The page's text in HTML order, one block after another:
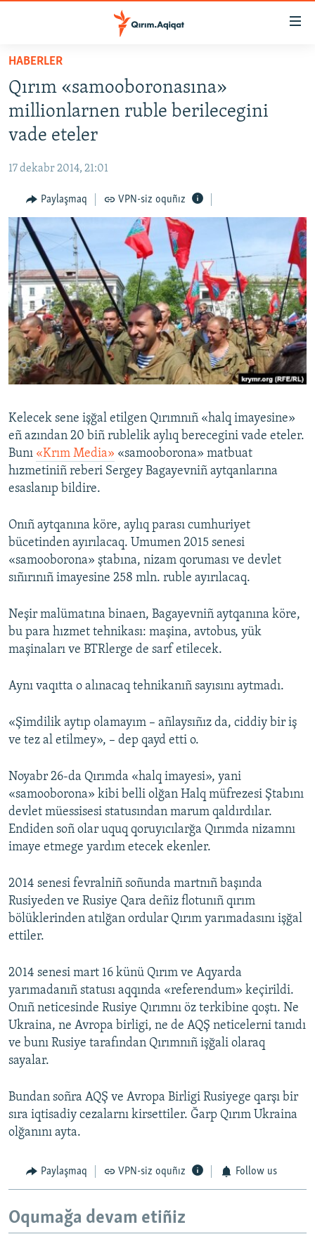
Esas
qaytmaq
Baş
navigatsiyağa
qaytmaq
Qıdıruvğa
SİYASET
İQTİSADİYAT
MEDENİYET
İNSAN AQLARI
VİDEO
SÜRET
BLOGLAR
FİKİR
Русский
Українською
RFE/RS bütün saytları
HABERLER
Qırım «samooboronasına»
millionlarnen ruble berilecegini
vade eteler
17 dekabr 2014, 21:01
Paylaşmaq VPN-siz oquñız
Kelecek sene işğal etilgen Qırımnıñ «halq imayesine»
eñ azından 20 biñ rublelik aylıq berecegini vade eteler.
Bunı «Krım Media» «samooborona» matbuat
hızmetiniñ reberi Sergey Bagayevniñ aytqanlarına
esaslanıp bildire.
Onıñ aytqanına köre, aylıq parası cumhuriyet
bücetinden ayırılacaq. Umumen 2015 senesi
«samooborona» ştabına, nizam qoruması ve devlet
sıñırınıñ imayesine 258 mln. ruble ayırılacaq.
Neşir malümatına binaen, Bagayevniñ aytqanına köre,
bu para hızmet tehnikası: maşina, avtobus, yük
maşinaları ve BTRlerge de sarf etilecek.
Aynı vaqıtta o alınacaq tehnikanıñ sayısını aytmadı.
«Şimdilik aytıp olamayım – añlaysıñız da, ciddiy bir iş
ve tez al etilmey», – dep qayd etti o.
Noyabr 26-da Qırımda «halq imayesi», yani
«samooborona» kibi belli olğan Halq müfrezesi Ştabını
devlet müessisesi statusından marum qaldırdılar.
Endiden soñ olar uquq qoruyıcılarğa Qırımda nizamnı
imaye etmege yardım etecek ekenler.
2014 senesi fevralniñ soñunda martnıñ başında
Rusiyeden ve Rusiye Qara deñiz flotunıñ qırım
bölüklerinden atılğan ordular Qırım yarımadasını işğal
ettiler.
2014 senesi mart 16 künü Qırım ve Aqyarda
yarımadanıñ statusı aqqında «referendum» keçirildi.
Onıñ neticesinde Rusiye Qırımnı öz terkibine qoştı. Ne
Ukraina, ne Avropa birligi, ne de AQŞ neticelerni tanıdı
ve bunı Rusiye tarafından Qırımnıñ işğali olaraq
sayalar.
Bundan soñra AQŞ ve Avropa Birligi Rusiyege qarşı bir
sıra iqtisadiy cezalarnı kirsettiler. Ğarp Qırım Ukraina
olğanını ayta.
Paylaşmaq VPN-siz oquñız Follow us
Oqumağa devam etiñiz